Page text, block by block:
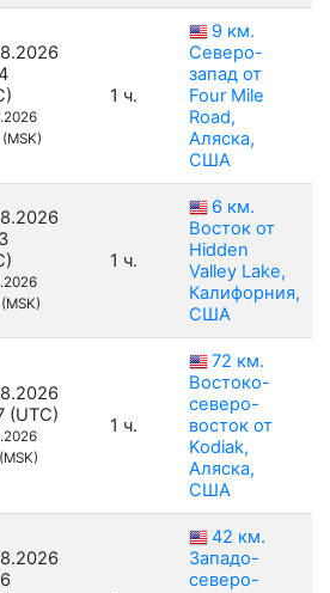
1 ч.
9 км.
Северо-
запад от
Four Mile
Road,
Аляска,
США
1 ч.
6 км.
Восток от
Hidden
Valley Lake,
Калифорния,
США
(UTC)
1 ч.
72 км.
Востоко-
северо-
восток от
Kodiak,
Аляска,
США
42 км.
Западо-
северо-